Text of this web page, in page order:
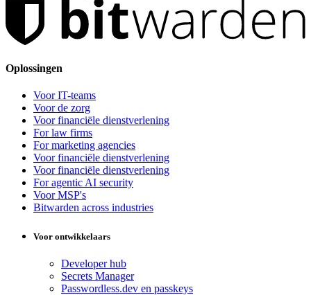
Oplossingen
Voor IT-teams
Voor de zorg
Voor financiële dienstverlening
For law firms
For marketing agencies
Voor financiële dienstverlening
Voor financiële dienstverlening
For agentic AI security
Voor MSP's
Bitwarden across industries
Voor ontwikkelaars
Developer hub
Secrets Manager
Passwordless.dev en passkeys